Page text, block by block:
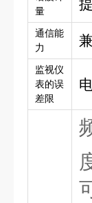
量
通信能
力
监视仪
表的误
差限